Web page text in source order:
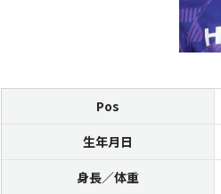
Pos
生年月日
身長／体重